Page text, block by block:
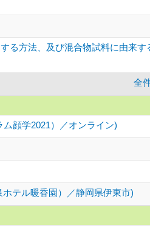
る方法、及び混合物試料に由来す
全
顔学2021）／オンライン)
テル暖香園）／静岡県伊東市)